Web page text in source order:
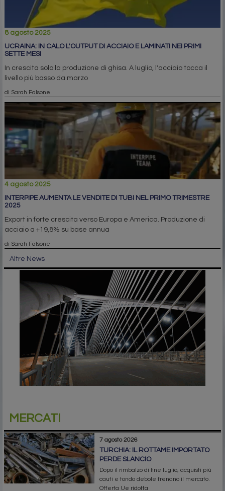
8 agosto 2025
UCRAINA: IN CALO L'OUTPUT DI ACCIAIO E LAMINATI NEI PRIMI
SETTE MESI
In crescita solo la produzione di ghisa. A luglio, l'acciaio tocca il
livello più basso da marzo
di Sarah Falsone
4 agosto 2025
INTERPIPE AUMENTA LE VENDITE DI TUBI NEL PRIMO TRIMESTRE
2025
Export in forte crescita verso Europa e America. Produzione di
acciaio a +19,8% su base annua
di Sarah Falsone
Altre News
MERCATI
7 agosto 2026
TURCHIA: IL ROTTAME IMPORTATO
PERDE SLANCIO
Dopo il rimbalzo di fine luglio, acquisti più
cauti e tondo debole frenano il mercato.
Offerta Ue ridotta